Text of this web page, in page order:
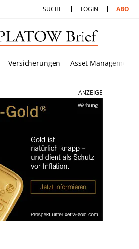
SUCHE LOGIN ABO
Versicherungen Asset Management
ANZEIGE